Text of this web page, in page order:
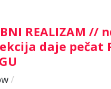
REALIZAM //
daje pečat
/